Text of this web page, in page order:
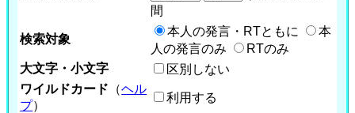
間
検索対象
本人の発言・RTともに
本
人の発言のみ
RTのみ
大文字・小文字
区別しない
ワイルドカード （ヘル
プ）
利用する